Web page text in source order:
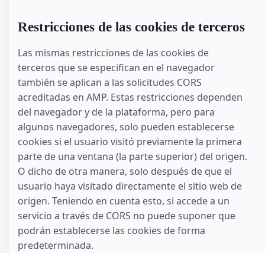
Restricciones de las cookies de terceros
Las mismas restricciones de las cookies de
terceros que se especifican en el navegador
también se aplican a las solicitudes CORS
acreditadas en AMP. Estas restricciones dependen
del navegador y de la plataforma, pero para
algunos navegadores, solo pueden establecerse
cookies si el usuario visitó previamente la primera
parte de una ventana (la parte superior) del origen.
O dicho de otra manera, solo después de que el
usuario haya visitado directamente el sitio web de
origen. Teniendo en cuenta esto, si accede a un
servicio a través de CORS no puede suponer que
podrán establecerse las cookies de forma
predeterminada.